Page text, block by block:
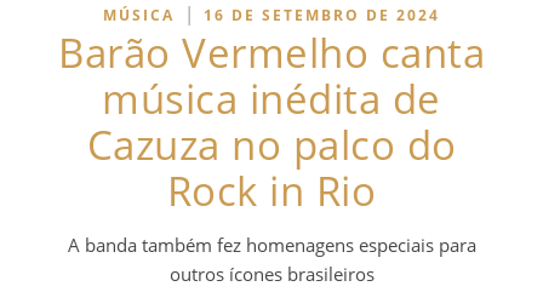
MÚSICA | 16 DE SETEMBRO DE 2024
Barão Vermelho canta
música inédita de
Cazuza no palco do
Rock in Rio
A banda também fez homenagens especiais para
outros ícones brasileiros